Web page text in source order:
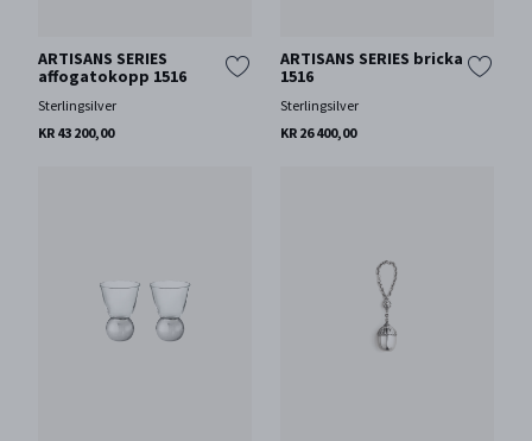
ARTISANS SERIES
affogatokopp 1516
Sterlingsilver
KR 43 200,00
ARTISANS SERIES bricka
1516
Sterlingsilver
KR 26 400,00